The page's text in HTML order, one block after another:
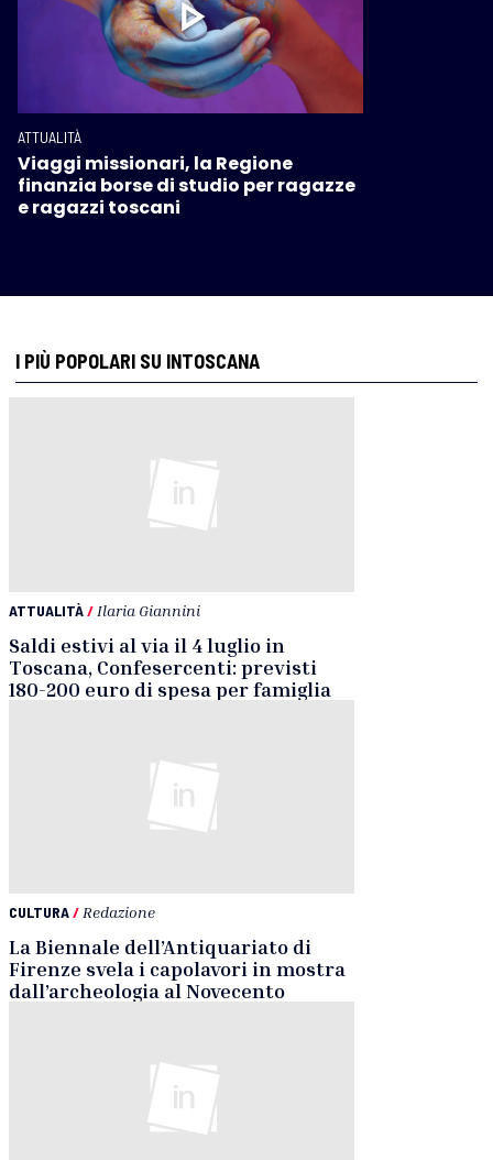
ATTUALITÀ
Viaggi missionari, la Regione
finanzia borse di studio per ragazze
e ragazzi toscani
I PIÙ POPOLARI SU INTOSCANA
ATTUALITÀ/ Ilaria Giannini
Saldi estivi al via il 4 luglio in
Toscana, Confesercenti: previsti
180-200 euro di spesa per famiglia
CULTURA/ Redazione
La Biennale dell’Antiquariato di
Firenze svela i capolavori in mostra
dall’archeologia al Novecento